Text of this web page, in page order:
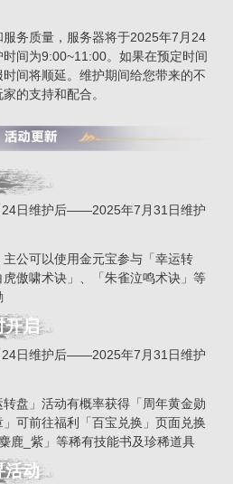
务质量，服务器将于2025年7月24
间为9:00~11:00。如果在预定时间
间将顺延。维护期间给您带来的不
的支持和配合。
24日维护后——2025年7月31日维护
主公可以使用金元宝参与「幸运转
傲啸术诀」、「朱雀泣鸣术诀」等
开启
24日维护后——2025年7月31日维护
转盘」活动有概率获得「周年黄金勋
可前往福利「百宝兑换」页面兑换
鹿_紫」等稀有技能书及珍稀道具
活动